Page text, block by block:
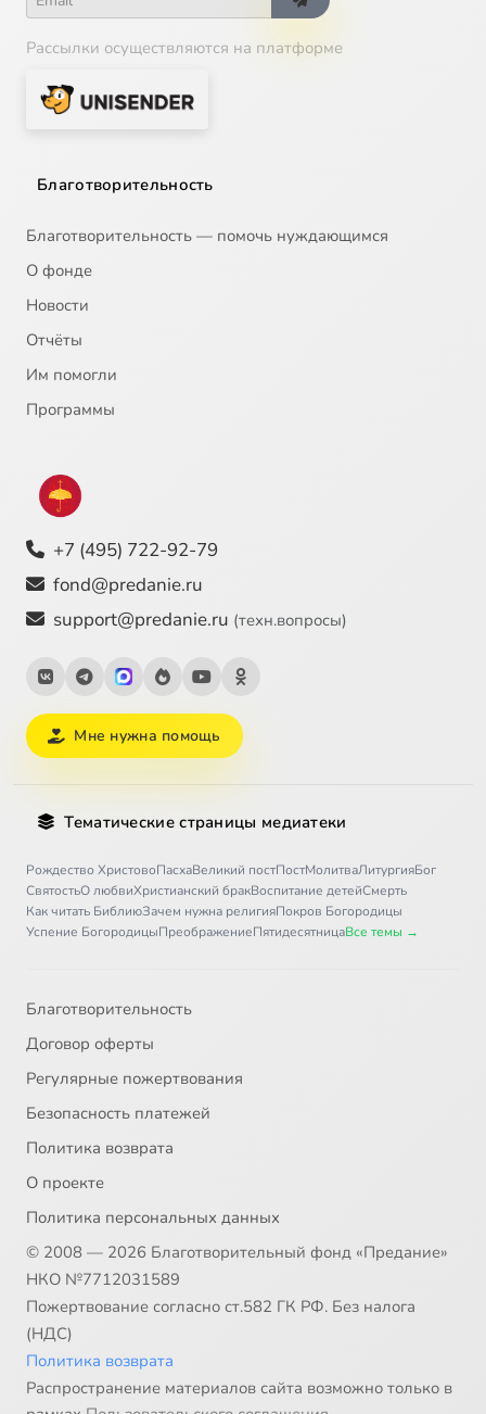
Рассылки осуществляются на платформе
Благотворительность
Благотворительность — помочь нуждающимся
О фонде
Новости
Отчёты
Им помогли
Программы
+7 (495) 722-92-79
fond@predanie.ru
support@predanie.ru (техн.вопросы)
Мне нужна помощь
Тематические страницы медиатеки
Рождество ХристовоПасхаВеликий постПостМолитваЛитургияБог
СвятостьО любвиХристианский бракВоспитание детейСмерть
Как читать БиблиюЗачем нужна религияПокров Богородицы
Успение БогородицыПреображениеПятидесятницаВсе темы →
Благотворительность
Договор оферты
Регулярные пожертвования
Безопасность платежей
Политика возврата
О проекте
Политика персональных данных
© 2008 — 2026 Благотворительный фонд «Предание»
НКО №7712031589
Пожертвование согласно ст.582 ГК РФ. Без налога
(НДС)
Политика возврата
Распространение материалов сайта возможно только в